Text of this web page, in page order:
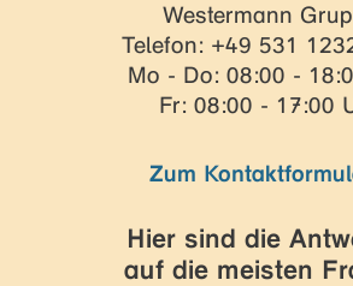
Westermann
Telefon: +49 531
Mo - Do: 08:00 -
Fr: 08:00 - 17:00
Zum
Hier sind die
auf die meisten